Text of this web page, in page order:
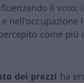
il voto:
nell’occupazione
come più
dei prezzi ha